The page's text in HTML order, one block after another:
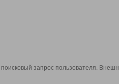
запрос пользователя.